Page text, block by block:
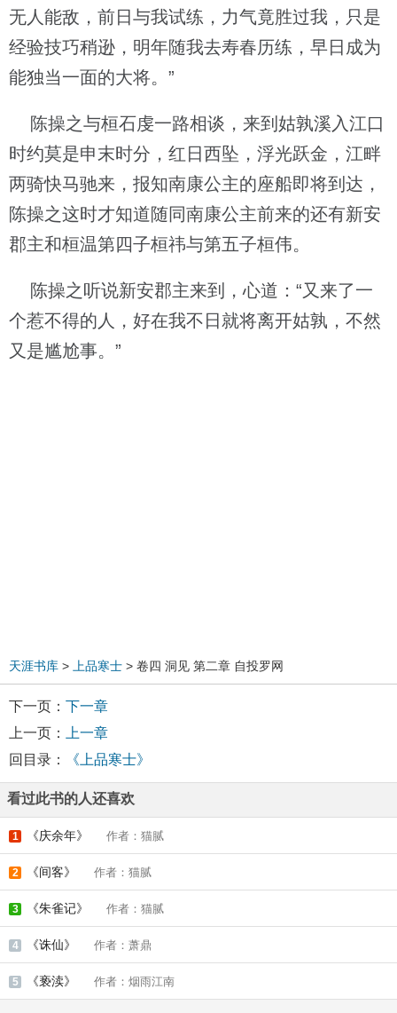
无人能敌，前日与我试练，力气竟胜过我，只是
经验技巧稍逊，明年随我去寿春历练，早日成为
能独当一面的大将。”
陈操之与桓石虔一路相谈，来到姑孰溪入江口
时约莫是申末时分，红日西坠，浮光跃金，江畔
两骑快马驰来，报知南康公主的座船即将到达，
陈操之这时才知道随同南康公主前来的还有新安
郡主和桓温第四子桓祎与第五子桓伟。
陈操之听说新安郡主来到，心道：“又来了一
个惹不得的人，好在我不日就将离开姑孰，不然
又是尴尬事。”
天涯书库 > 上品寒士 > 卷四 洞见 第二章 自投罗网
下一页： 下一章
上一页：
上一章
回目录：
《上品寒士》
看过此书的人还喜欢
1 《庆余年》 作者：猫腻
2 《间客》 作者：猫腻
3 《朱雀记》 作者：猫腻
4 《诛仙》 作者：萧鼎
5 《亵渎》 作者：烟雨江南